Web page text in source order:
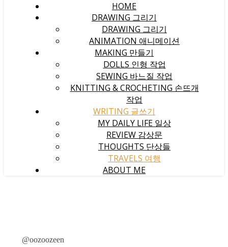
HOME
DRAWING 그리기
DRAWING 그리기
ANIMATION 애니메이션
MAKING 만들기
DOLLS 인형 작업
SEWING 바느질 작업
KNITTING & CROCHETING 손뜨개
작업
WRITING 글쓰기
MY DAILY LIFE 일상
REVIEW 감상문
THOUGHTS 단상들
TRAVELS 여행
ABOUT ME
@oozoozeen